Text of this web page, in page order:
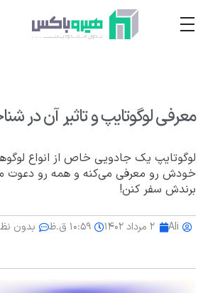
معرفی لوگوتایپ و تاثیر آن در
لوگوتایپ یک جادویی خاص از انواع
خودش رو معرفی می‌کنه و همه رو دعوت
برندش سفر کنن!
Ali ۲ مرداد ۱۴۰۲ ۱۰:۵۹ ق.ظ بدون